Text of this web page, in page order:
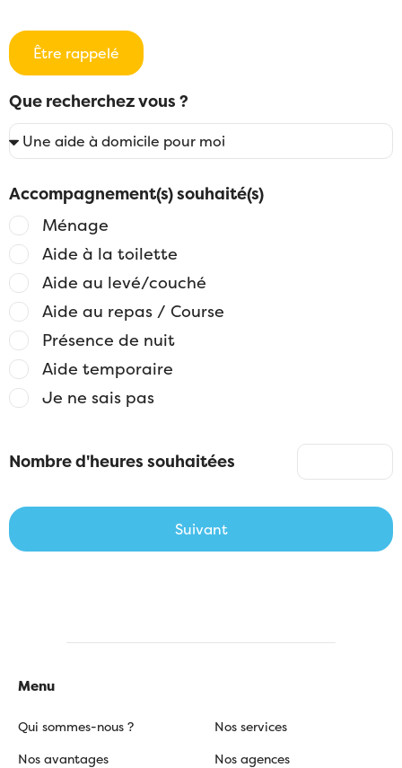
Être rappelé
Que recherchez vous ?
Accompagnement(s) souhaité(s)
Ménage
Aide à la toilette
Aide au levé/couché
Aide au repas / Course
Présence de nuit
Aide temporaire
Je ne sais pas
Nombre d'heures souhaitées
Suivant
Menu
Qui sommes-nous ?
Nos services
Nos avantages
Nos agences